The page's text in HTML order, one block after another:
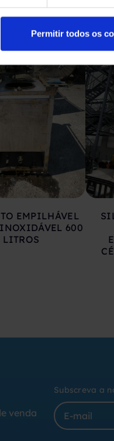
Permitir todos os
EMPILHÁVEL
600
LITROS
venda
Subscreva a